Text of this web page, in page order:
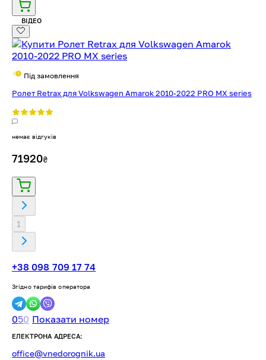
ВІДЕО
Під замовлення
Ролет Retrax для Volkswagen Amarok 2010-2022 PRO MX series
немає відгуків
71920₴
1
+38 098 709 17 74
Згідно тарифів оператора
050 Показати номер
ЕЛЕКТРОНА АДРЕСА:
office@vnedorognik.ua